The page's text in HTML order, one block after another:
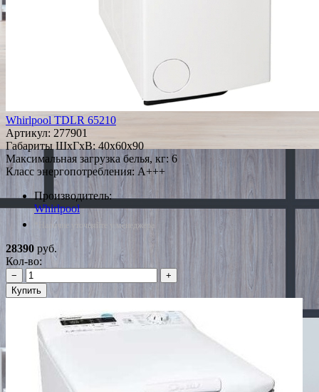
Whirlpool TDLR 65210
Артикул: 277901
Габариты ШxГxВ: 40x60x90
Максимальная загрузка белья, кг: 6
Класс энергопотребления: A+++
Производитель:
Whirlpool
*Наличие уточняйте у менеджера
28390 руб.
Кол-во:
−
+
Купить